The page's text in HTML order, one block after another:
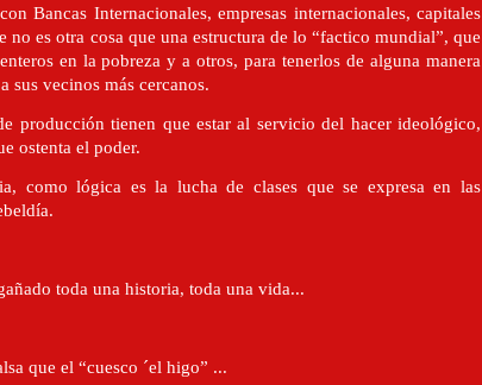
Bancas Internacionales, empresas internacionales, capitales
es otra cosa que una estructura de lo “factico mundial”, que
en la pobreza y a otros, para tenerlos de alguna manera
sus vecinos más cercanos.
producción tienen que estar al servicio del hacer ideológico,
ostenta el poder.
como lógica es la lucha de clases que se expresa en las
toda una historia, toda una vida...
que el “cuesco ´el higo” ...